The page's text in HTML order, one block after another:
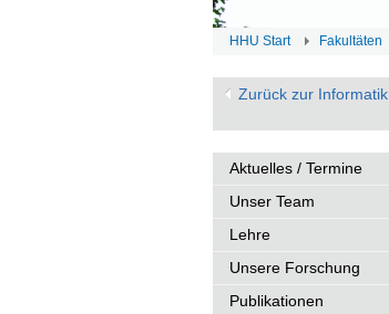
HHU Start Fakultäten
Zurück zur Informatik
Aktuelles / Termine
Unser Team
Lehre
Unsere Forschung
Publikationen